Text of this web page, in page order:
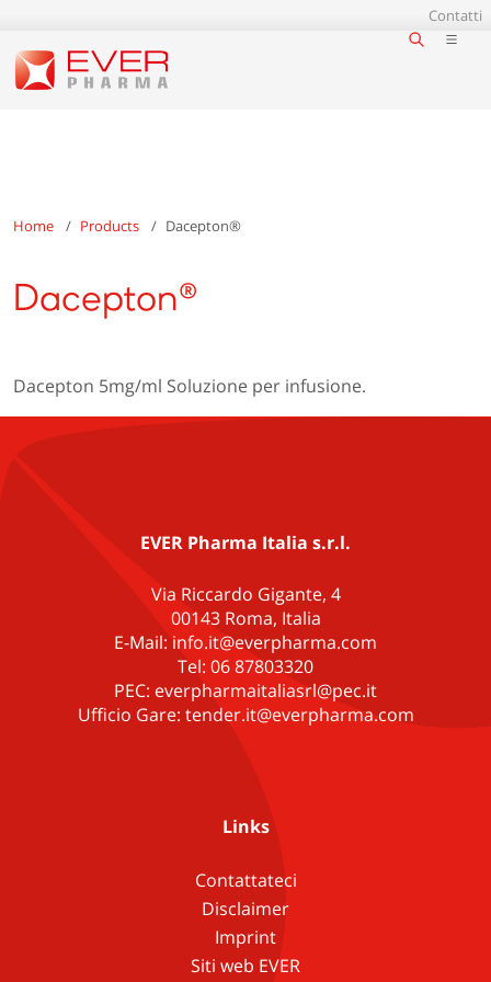
Contatti
Home Products Dacepton®
Dacepton®
Dacepton 5mg/ml Soluzione per infusione.
EVER Pharma Italia s.r.l.
Via Riccardo Gigante, 4
00143 Roma, Italia
E-Mail: info.it@everpharma.com
Tel: 06 87803320
PEC: everpharmaitaliasrl@pec.it
Ufficio Gare: tender.it@everpharma.com
Links
Contattateci
Disclaimer
Imprint
Siti web EVER